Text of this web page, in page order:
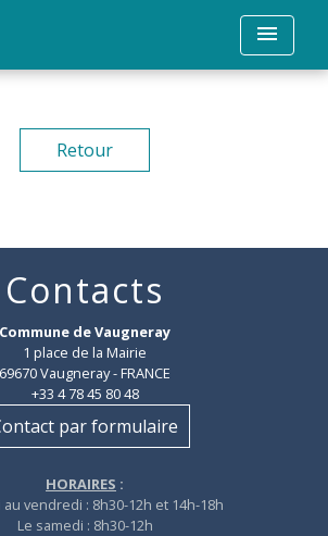
menu
Retour
Contacts
Commune de Vaugneray
1 place de la Mairie
69670 Vaugneray - FRANCE
+33 4 78 45 80 48
par formulaire
HORAIRES :
vendredi : 8h30-12h et 14h-18h
Le samedi : 8h30-12h